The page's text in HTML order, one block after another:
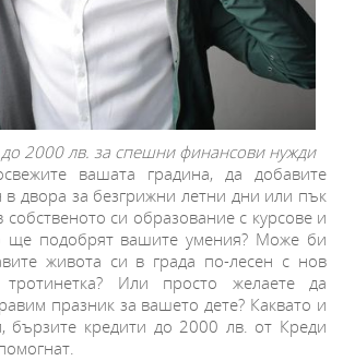
2000 лв. за спешни финансови нужди
вашата градина, да добавите
в двора за безгрижни летни дни или пък
собственото си образование с курсове и
ще подобрят вашите умения? Може би
живота си в града по-лесен с нов
Или просто желаете да
празник за вашето дете? Каквато и
бързите кредити до 2000 лв. от Креди